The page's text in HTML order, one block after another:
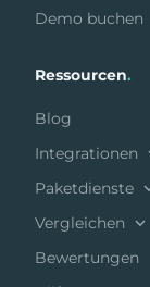
Demo buchen
Ressourcen.
Blog
Integrationen
Paketdienste
Vergleichen
Bewertungen